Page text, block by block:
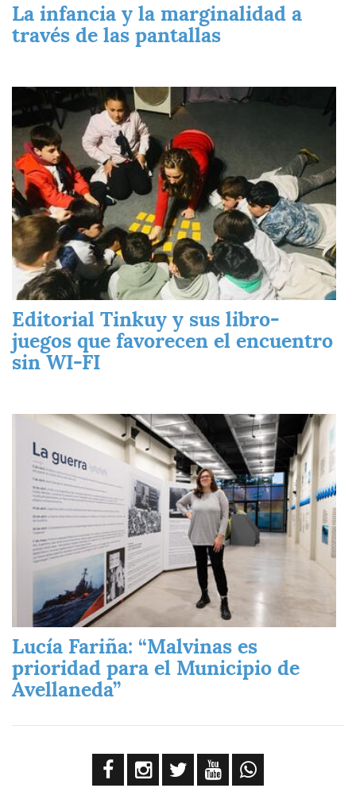
La infancia y la marginalidad a
través de las pantallas
Imagen
Editorial Tinkuy y sus libro-
juegos que favorecen el encuentro
sin WI-FI
Lucía Fariña: “Malvinas es
prioridad para el Municipio de
Avellaneda”